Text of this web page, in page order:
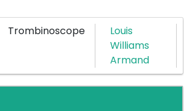
Trombinoscope
Louis
Williams
Armand